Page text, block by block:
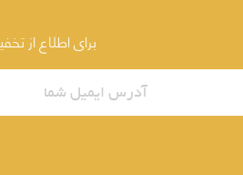
برای اطلاع از